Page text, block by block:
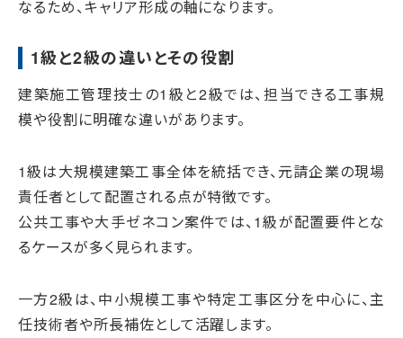
なるため、キャリア形成の軸になります。
1級と2級の違いとその役割
建築施工管理技士の1級と2級では、担当できる工事規
模や役割に明確な違いがあります。
1級は大規模建築工事全体を統括でき、元請企業の現場
責任者として配置される点が特徴です。
公共工事や大手ゼネコン案件では、1級が配置要件とな
るケースが多く見られます。
一方2級は、中小規模工事や特定工事区分を中心に、主
任技術者や所長補佐として活躍します。